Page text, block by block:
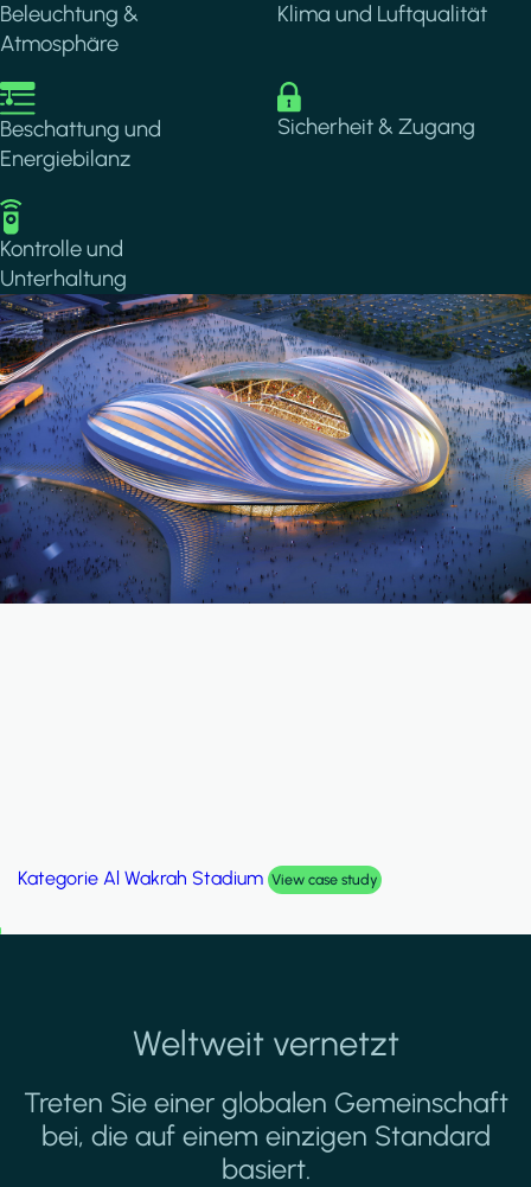
Beleuchtung &
Atmosphäre
Klima und Luftqualität
Image
Beschattung und
Energiebilanz
Image
Sicherheit & Zugang
Image
Kontrolle und
Unterhaltung
Kategorie Palm Hills Smart Villa View case study
Weltweit vernetzt
Treten Sie einer globalen Gemeinschaft
bei, die auf einem einzigen Standard
basiert.